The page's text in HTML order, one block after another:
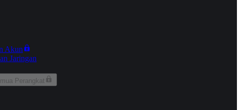
Akun
Jaringan
Perangkat